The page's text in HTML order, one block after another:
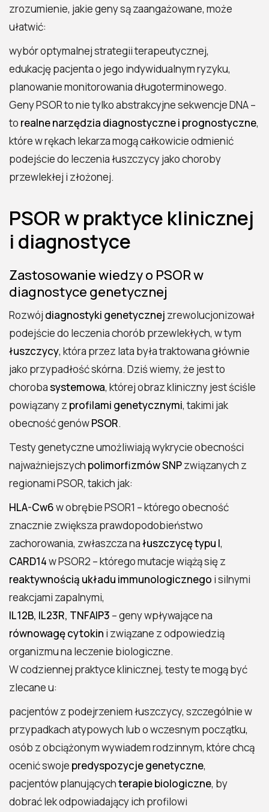
zrozumienie, jakie geny są zaangażowane, może
ułatwić:
wybór optymalnej strategii terapeutycznej,
edukację pacjenta o jego indywidualnym ryzyku,
planowanie monitorowania długoterminowego.
Geny PSOR to nie tylko abstrakcyjne sekwencje DNA –
to realne narzędzia diagnostyczne i prognostyczne,
które w rękach lekarza mogą całkowicie odmienić
podejście do leczenia łuszczycy jako choroby
przewlekłej i złożonej.
PSOR w praktyce klinicznej
i diagnostyce
Zastosowanie wiedzy o PSOR w
diagnostyce genetycznej
Rozwój diagnostyki genetycznej zrewolucjonizował
podejście do leczenia chorób przewlekłych, w tym
łuszczycy, która przez lata była traktowana głównie
jako przypadłość skórna. Dziś wiemy, że jest to
chorobasystemowa, której obraz kliniczny jest ściśle
powiązany z profilami genetycznymi, takimi jak
obecność genówPSOR.
Testy genetyczne umożliwiają wykrycie obecności
najważniejszych polimorfizmów SNPzwiązanych z
regionami PSOR, takich jak:
HLA-Cw6w obrębie PSOR1 – którego obecność
znacznie zwiększa prawdopodobieństwo
zachorowania, zwłaszcza nałuszczycę typu I,
CARD14w PSOR2 – którego mutacje wiążą się z
reaktywnością układu immunologicznego i silnymi
reakcjami zapalnymi,
IL12B, IL23R, TNFAIP3 – geny wpływające na
równowagę cytokin i związane z odpowiedzią
organizmu na leczenie biologiczne.
W codziennej praktyce klinicznej, testy te mogą być
zlecane u:
pacjentów z podejrzeniem łuszczycy, szczególnie w
przypadkach atypowych lub o wczesnym początku,
osób z obciążonym wywiadem rodzinnym, które chcą
ocenić swoje predyspozycje genetyczne,
pacjentów planującychterapie biologiczne, by
dobrać lek odpowiadający ich profilowi